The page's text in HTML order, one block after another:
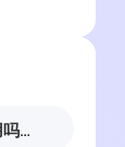
NanoBanana Pro国内能用吗？Nano banana使用教程